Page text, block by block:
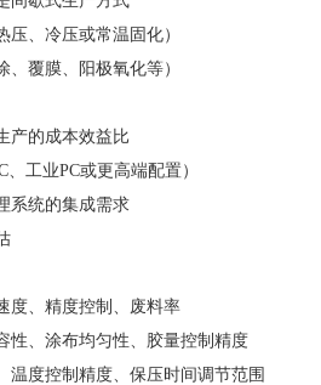
、冷压或常温固化）
覆膜、阳极氧化等）
产的成本效益比
工业PC或更高端配置）
系统的集成需求
度、精度控制、废料率
性、涂布均匀性、胶量控制精度
温度控制精度、保压时间调节范围